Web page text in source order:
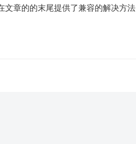
章的的末尾提供了兼容的解决方法